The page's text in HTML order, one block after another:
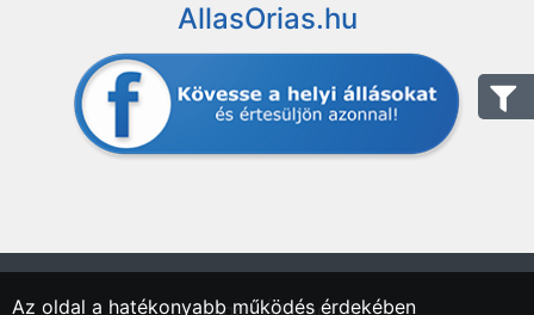
AllasOrias.hu
"Országos Állásportál."
Az oldal a hatékonyabb működés érdekében